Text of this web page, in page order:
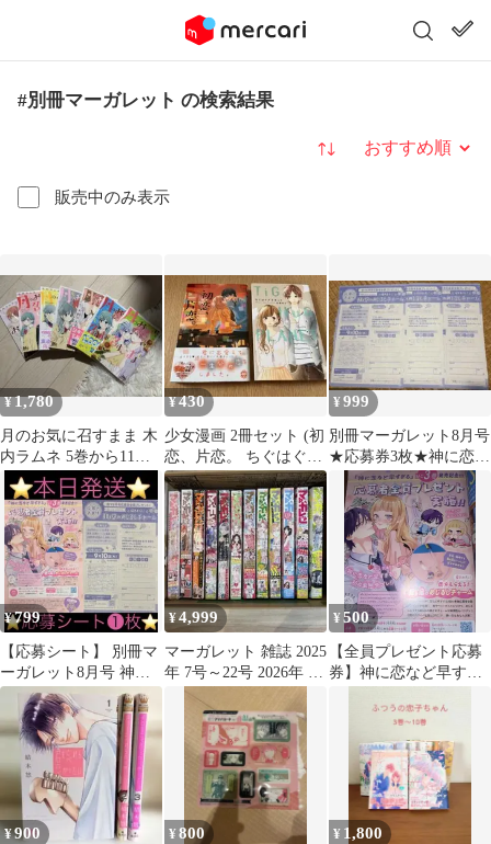
#別冊マーガレット の検索結果
販売中のみ表示
並び替え
¥1,780
月のお気に召すまま 木
内ラムネ 5巻から11巻
セット
¥430
少女漫画 2冊セット (初
恋、片恋。 ちぐはぐプ
ラネット)
¥999
別冊マーガレット8月号
★応募券3枚★神に恋な
ど早すぎる★応募者全
員プレゼント
¥799
【応募シート】 別冊マ
ーガレット8月号 神に
恋など早すぎる 応募者
全プレ
¥4,999
マーガレット 雑誌 2025
年 7号～22号 2026年 1
¥500
【全員プレゼント応募
券】神に恋など早すぎ
¥900 ¥800 ¥ 1,800